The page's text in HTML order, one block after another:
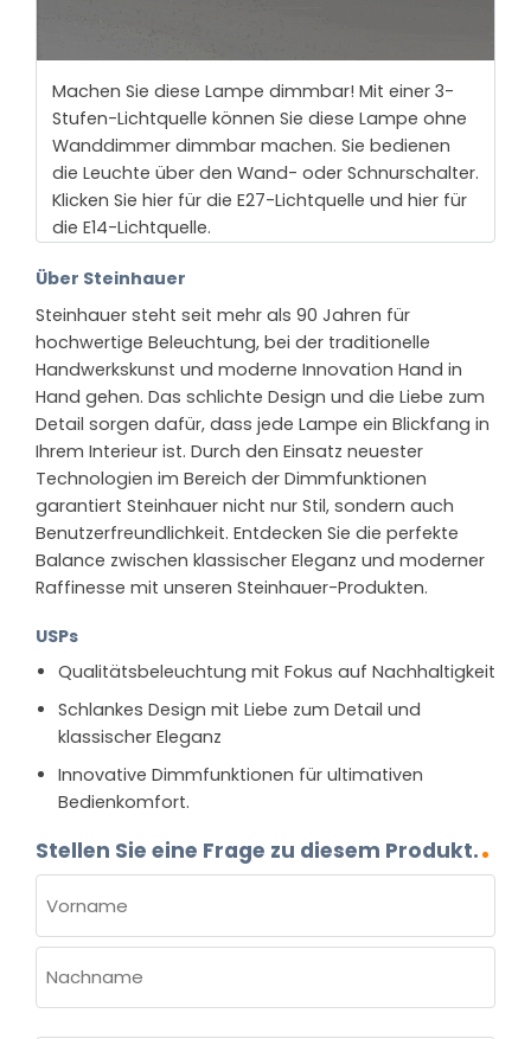
Machen Sie diese Lampe dimmbar! Mit einer 3-
Stufen-Lichtquelle können Sie diese Lampe ohne
Wanddimmer dimmbar machen. Sie bedienen
die Leuchte über den Wand- oder Schnurschalter.
Klicken Sie hier für die E27-Lichtquelle und hier für
die E14-Lichtquelle.
Über Steinhauer
Steinhauer steht seit mehr als 90 Jahren für
hochwertige Beleuchtung, bei der traditionelle
Handwerkskunst und moderne Innovation Hand in
Hand gehen. Das schlichte Design und die Liebe zum
Detail sorgen dafür, dass jede Lampe ein Blickfang in
Ihrem Interieur ist. Durch den Einsatz neuester
Technologien im Bereich der Dimmfunktionen
garantiert Steinhauer nicht nur Stil, sondern auch
Benutzerfreundlichkeit. Entdecken Sie die perfekte
Balance zwischen klassischer Eleganz und moderner
Raffinesse mit unseren Steinhauer-Produkten.
USPs
Qualitätsbeleuchtung mit Fokus auf Nachhaltigkeit
Schlankes Design mit Liebe zum Detail und
klassischer Eleganz
Innovative Dimmfunktionen für ultimativen
Bedienkomfort.
Stellen Sie eine Frage zu diesem Produkt.
(ERFORDERLICH)
Vorname